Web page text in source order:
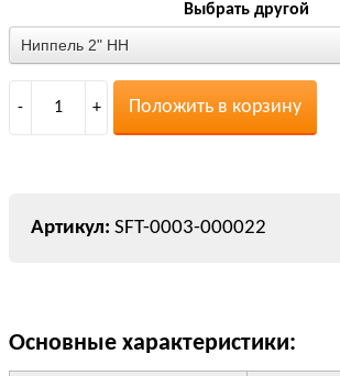
Выбрать другой
Ниппель 2" НН
- 1 + Положить в корзину
SFT-0003-000022
Основные характеристики: